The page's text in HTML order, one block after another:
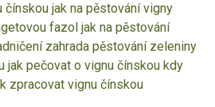
čínskou jak na pěstování vigny
fazol jak na pěstování
zahrada pěstování zeleniny
jak pečovat o vignu čínskou kdy
zpracovat vignu čínskou